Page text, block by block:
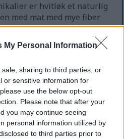
My Personal Information
sharing to third parties, or
or sensitive information for
use the below opt-out
Please note that after your
you may continue seeing
personal information utilized by
to third parties prior to
er hvitløk et naturlig
med mat med mye fiber
resultater. Hvitløk, i mat
hjelper for å holde oss
kan redusere